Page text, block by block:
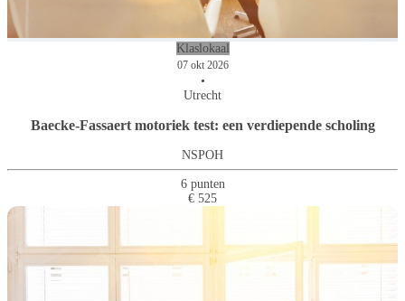
Klaslokaal
07 okt 2026
•
Utrecht
Baecke-Fassaert motoriek test: een verdiepende scholing
NSPOH
6 punten
€ 525